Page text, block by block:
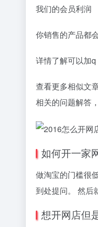
我们的会员利润
你销售的产品都
详情了解可以
查看更多相似文
相关的问题解答
如何开一家
做淘宝的门槛很
到处提问。 然后
想开网店但